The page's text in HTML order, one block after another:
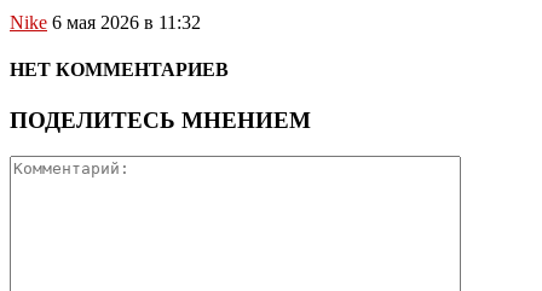
Nike 6 мая 2026 в 11:32
НЕТ КОММЕНТАРИЕВ
ПОДЕЛИТЕСЬ МНЕНИЕМ